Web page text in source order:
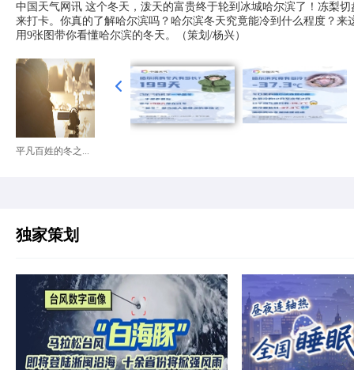
中国天气网讯 这个冬天，泼天的富贵终于轮到冰城哈尔滨了！冻梨
来打卡。你真的了解哈尔滨吗？哈尔滨冬天究竟能冷到什么程度？
用9张图带你看懂哈尔滨的冬天。（策划/杨兴）
平凡百姓的冬之...
独家策划